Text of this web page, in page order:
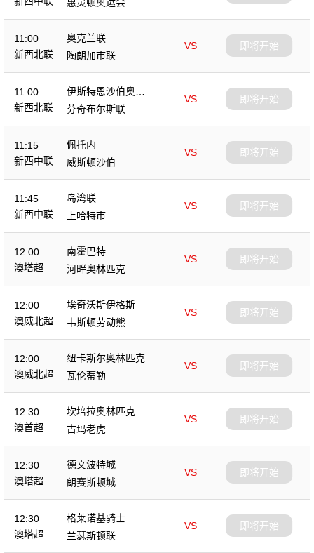
11:00
新西北联
奥克兰联
VS
陶朗加市联
即将开始
11:00
新西北联
伊斯特恩沙伯奥克
兰
VS
芬奇布尔斯联
即将开始
11:15
新西中联
佩托内
VS
威斯顿沙伯
即将开始
11:45
新西中联
岛湾联
VS
上哈特市
即将开始
12:00
澳塔超
南霍巴特
VS
河畔奥林匹克
即将开始
12:00
澳威北超
埃奇沃斯伊格斯
VS
韦斯顿劳动熊
即将开始
12:00
澳威北超
纽卡斯尔奥林匹克
VS
瓦伦蒂勒
即将开始
12:30
澳首超
坎培拉奥林匹克
VS
古玛老虎
即将开始
12:30
澳塔超
德文波特城
VS
朗赛斯顿城
即将开始
12:30
澳塔超
格莱诺基骑士
VS
兰瑟斯顿联
即将开始